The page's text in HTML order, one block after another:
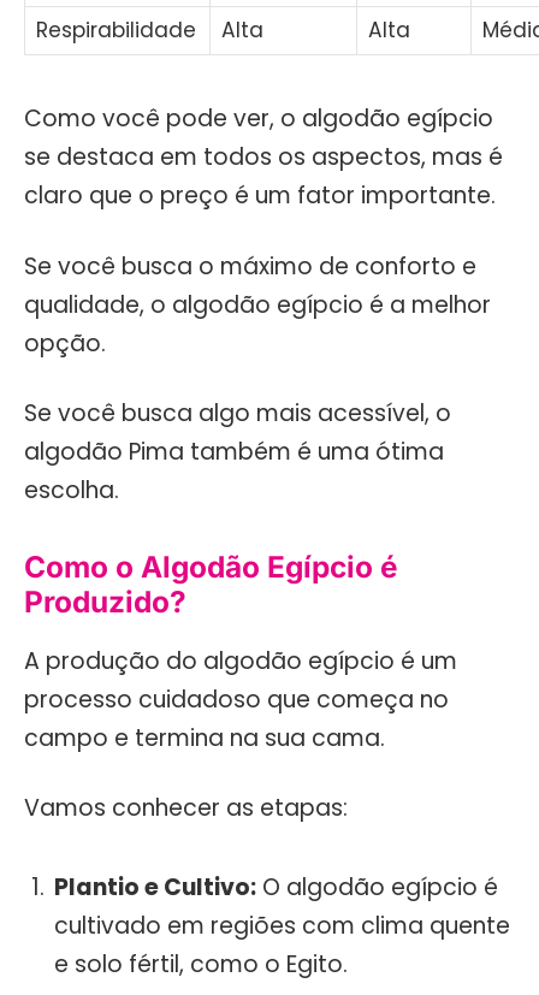
Respirabilidade
Alta Alta
Como você pode ver, o algodão egípcio
se destaca em todos os aspectos, mas é
claro que o preço é um fator importante.
Se você busca o máximo de conforto e
qualidade, o algodão egípcio é a melhor
opção.
Se você busca algo mais acessível, o
algodão Pima também é uma ótima
escolha.
Como o Algodão Egípcio é
Produzido?
A produção do algodão egípcio é um
processo cuidadoso que começa no
campo e termina na sua cama.
Vamos conhecer as etapas:
Plantio e Cultivo: O algodão egípcio é
cultivado em regiões com clima quente
e solo fértil, como o Egito.